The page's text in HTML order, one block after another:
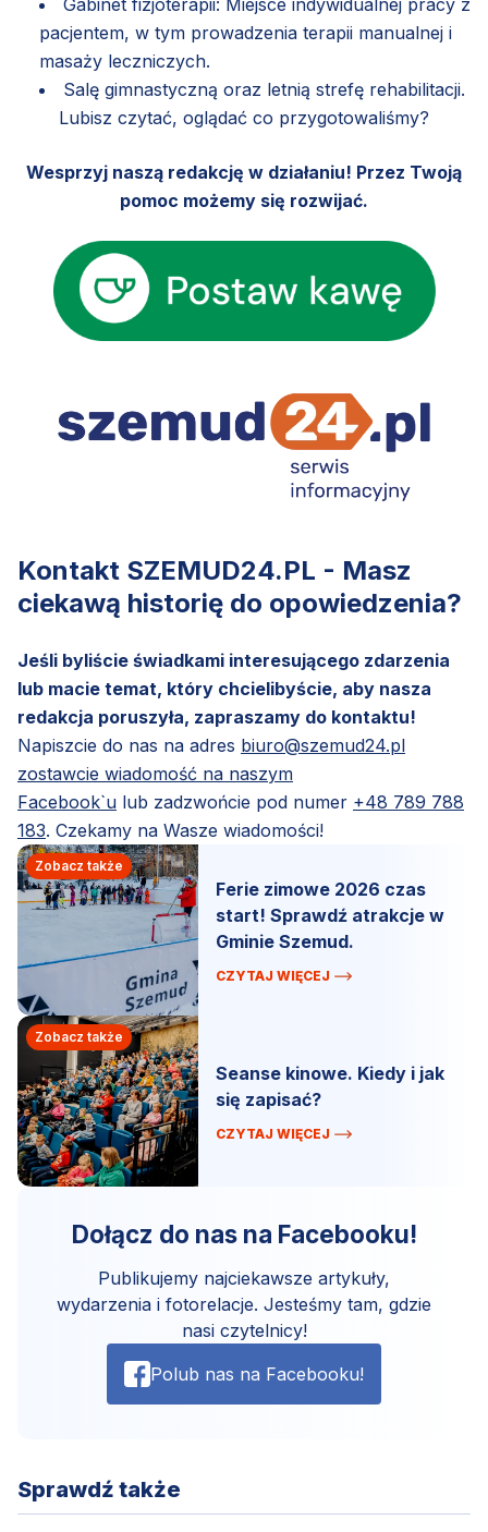
pacjentem, w tym prowadzenia terapii manualnej i
masaży leczniczych.
Salę gimnastyczną oraz letnią strefę rehabilitacji.
Lubisz czytać, oglądać co przygotowaliśmy?
Wesprzyj naszą redakcję w działaniu! Przez Twoją
pomoc możemy się rozwijać.
Kontakt SZEMUD24.PL - Masz
ciekawą historię do opowiedzenia?
Jeśli byliście świadkami interesującego zdarzenia
lub macie temat, który chcielibyście, aby nasza
redakcja poruszyła, zapraszamy do kontaktu!
Napiszcie do nas na adres biuro@szemud24.pl
zostawcie wiadomość na naszym
Facebook`u lub zadzwońcie pod numer +48 789 788
183. Czekamy na Wasze wiadomości!
Zobacz także
Ferie zimowe 2026 czas
start! Sprawdź atrakcje w
Gminie Szemud.
CZYTAJ WIĘCEJ
Zobacz także
Seanse kinowe. Kiedy i jak
się zapisać?
CZYTAJ WIĘCEJ
Dołącz do nas na Facebooku!
Publikujemy najciekawsze artykuły,
wydarzenia i fotorelacje. Jesteśmy tam, gdzie
nasi czytelnicy!
Polub nas na Facebooku!
Sprawdź także